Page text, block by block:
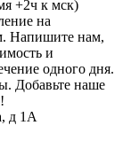
+2ч к мск)
на
Напишите нам,
и
одного дня.
Добавьте наше
д 1А